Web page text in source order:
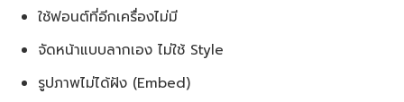
ใช้ฟอนต์ที่อีกเครื่องไม่มี
จัดหน้าแบบลากเอง ไม่ใช้ Style
รูปภาพไม่ได้ฝัง (Embed)